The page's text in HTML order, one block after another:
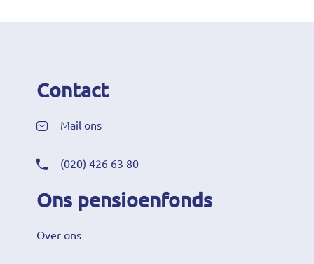
Contact
Mail ons
(020) 426 63 80
Ons pensioenfonds
Over ons